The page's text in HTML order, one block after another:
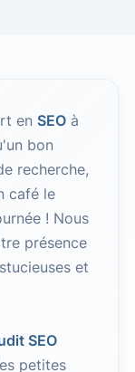
en SEOà
bon
recherche,
café le
! Nous
présence
et
SEO
petites